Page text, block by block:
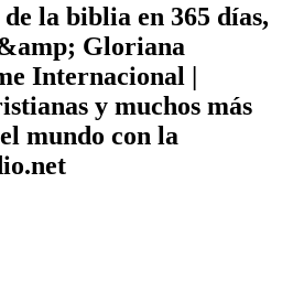
la biblia en 365 días,
Gloriana
Internacional |
y muchos más
mundo con la